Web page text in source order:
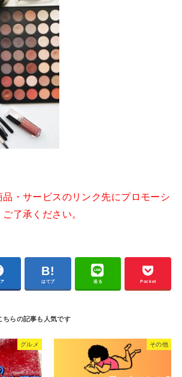
・サービスのリンク先にプロモーシ
了承ください。
はてブ 送る Pocket
グルメ その他